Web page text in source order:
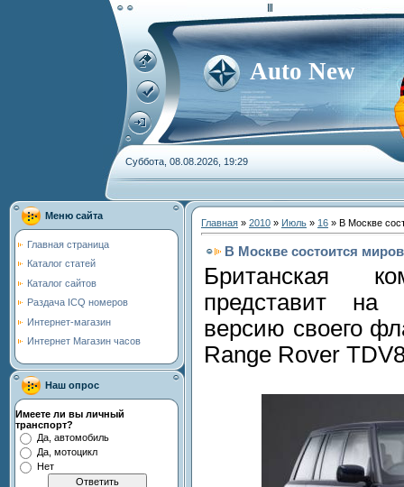
Auto New
Суббота, 08.08.2026, 19:29
Меню сайта
Главная страница
Каталог статей
Каталог сайтов
Раздача ICQ номеров
Интернет-магазин
Интернет Магазин часов
Наш опрос
Имеете ли вы личный
транспорт?
Да, автомобиль
Да, мотоцикл
Нет
Главная » 2010 » Июль » 16 » В Москве
В Москве состоится
Британская
представит
версию своего
Range Rover